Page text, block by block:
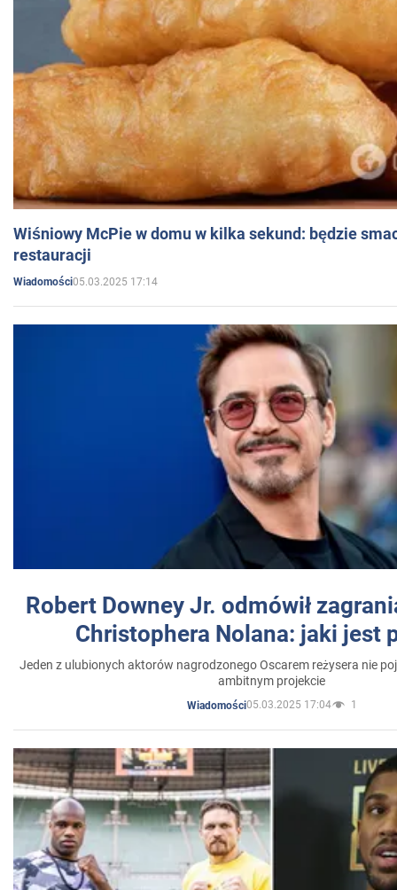
Wiśniowy McPie w domu w kilka sekund: będzie
restauracji
Wiadomości05.03.2025 17:14
Robert Downey Jr. odmówił
Christophera Nolana: jaki jest
Jeden z ulubionych aktorów nagrodzonego Oscarem reżysera nie
ambitnym projekcie
Wiadomości05.03.2025 17:04 1